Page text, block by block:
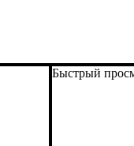
Быстрый